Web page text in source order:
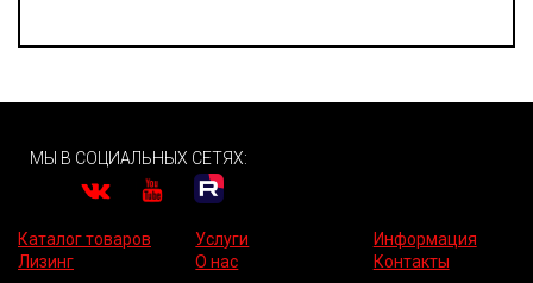
МЫ В СОЦИАЛЬНЫХ СЕТЯХ:
Каталог товаров Услуги
Информация
Лизинг
О нас Контакты